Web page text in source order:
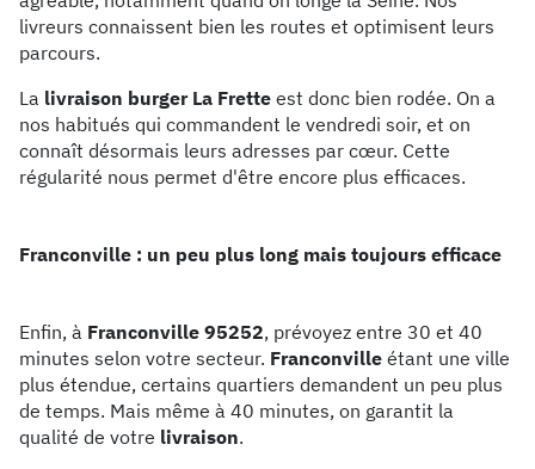
livreurs connaissent bien les routes et optimisent leurs
parcours.
La livraison burger La Frette est donc bien rodée. On a
nos habitués qui commandent le vendredi soir, et on
connaît désormais leurs adresses par cœur. Cette
régularité nous permet d'être encore plus efficaces.
Franconville : un peu plus long mais toujours efficace
Enfin, à Franconville 95252, prévoyez entre 30 et 40
minutes selon votre secteur. Franconville étant une ville
plus étendue, certains quartiers demandent un peu plus
de temps. Mais même à 40 minutes, on garantit la
qualité de votre livraison.